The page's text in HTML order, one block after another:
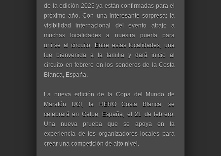
de la edición 2025 ya están confirmadas para el
próximo año. Con una interesante sorpresa: la
visibilidad internacional del evento atrajo a
muchas localidades a nuestra puerta para
unirse al circuito. Entre estas localidades, una
fue bienvenida a la familia y dará inicio al
circuito en febrero en los senderos de la Costa
Blanca, España.
La nueva edición de la Copa del Mundo de
Maratón UCI, la HERO Costa Blanca, se
celebrará en Calpe, España, el 21 de febrero.
Una nueva prueba que se apoya en la
experiencia de los organizadores locales para
crear una competición de alto nivel.